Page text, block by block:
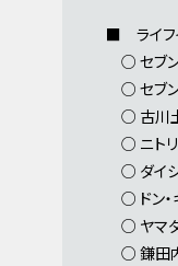
■ ライフ
○ セブ
○ セブ
○ 古川
○ ニト
○ ダイ
○ ドン
○ ヤマ
○ 鎌田